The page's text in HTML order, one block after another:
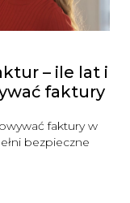
– ile lat i
faktury
faktury w
bezpieczne